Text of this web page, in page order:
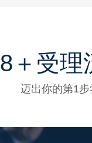
8＋受
迈出你的第1